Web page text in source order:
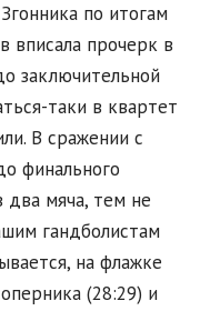
по итогам
вписала прочерк в
заключительной
таки в квартет
В сражении с
финального
два мяча, тем не
гандболистам
на флажке
(28:29) и